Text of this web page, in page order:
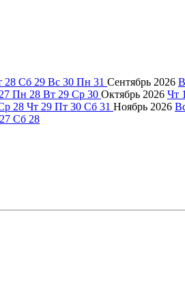
28 Сб 29 Вс 30 Пн 31 Сентябрь 2026
27 Пн 28 Вт 29 Ср 30 Октябрь 2026 Чт 1
28 Чт 29 Пт 30 Сб 31 Ноябрь 2026
27 Сб 28